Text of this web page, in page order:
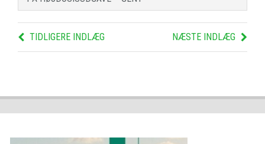
TIDLIGERE INDLÆG NÆSTE INDLÆG